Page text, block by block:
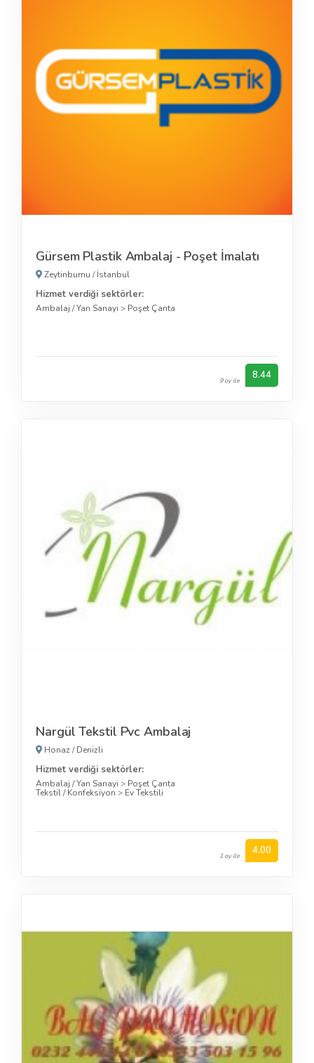
Gürsem Plastik Ambalaj - Poşet İmalatı
Zeytinburnu /İstanbul
Hizmet verdiği sektörler:
Ambalaj / Yan Sanayi > Poşet Çanta
9 oy ile 8.44
Nargül Tekstil Pvc Ambalaj
Honaz/Denizli
Hizmet verdiği sektörler:
Ambalaj / Yan Sanayi > Poşet Çanta
Tekstil / Konfeksiyon > Ev Tekstili
1 oy ile 4.00